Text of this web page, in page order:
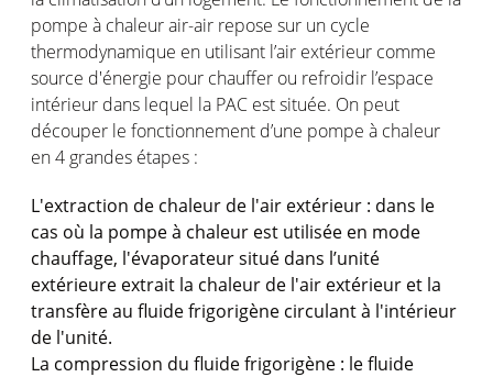
pompe à chaleur air-air repose sur un cycle
thermodynamique en utilisant l’air extérieur comme
source d'énergie pour chauffer ou refroidir l’espace
intérieur dans lequel la PAC est située. On peut
découper le fonctionnement d’une pompe à chaleur
en 4 grandes étapes :
L'extraction de chaleur de l'air extérieur : dans le
cas où la pompe à chaleur est utilisée en mode
chauffage, l'évaporateur situé dans l’unité
extérieure extrait la chaleur de l'air extérieur et la
transfère au fluide frigorigène circulant à l'intérieur
de l'unité.
La compression du fluide frigorigène : le fluide